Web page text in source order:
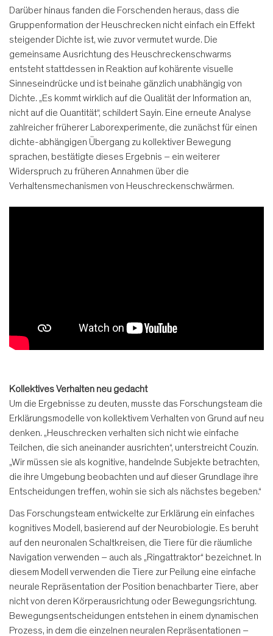
Darüber hinaus fanden die Forschenden heraus, dass die
Gruppenformation der Heuschrecken nicht einfach ein Effekt
steigender Dichte ist, wie zuvor vermutet wurde. Die
gemeinsame Ausrichtung des Heuschreckenschwarms
entsteht stattdessen in Reaktion auf kohärente visuelle
Sinneseindrücke und ist beinahe gänzlich unabhängig von
Dichte. „Es kommt wirklich auf die Qualität der Information an,
nicht auf die Quantität“, schildert Sayin. Eine erneute Analyse
zahlreicher früherer Laborexperimente, die zunächst für einen
dichte-abhängigen Übergang zu kollektiver Bewegung
sprachen, bestätigte dieses Ergebnis – ein weiterer
Widerspruch zu früheren Annahmen über die
Verhaltensmechanismen von Heuschreckenschwärmen.
Kollektives Verhalten neu gedacht
Um die Ergebnisse zu deuten, musste das Forschungsteam die
Erklärungsmodelle von kollektivem Verhalten von Grund auf neu
denken. „Heuschrecken verhalten sich nicht wie einfache
Teilchen, die sich aneinander ausrichten“, unterstreicht Couzin.
„Wir müssen sie als kognitive, handelnde Subjekte betrachten,
die ihre Umgebung beobachten und auf dieser Grundlage ihre
Entscheidungen treffen, wohin sie sich als nächstes begeben.“
Das Forschungsteam entwickelte zur Erklärung ein einfaches
kognitives Modell, basierend auf der Neurobiologie. Es beruht
auf den neuronalen Schaltkreisen, die Tiere für die räumliche
Navigation verwenden – auch als „Ringattraktor“ bezeichnet. In
diesem Modell verwenden die Tiere zur Peilung eine einfache
neurale Repräsentation der Position benachbarter Tiere, aber
nicht von deren Körperausrichtung oder Bewegungsrichtung.
Bewegungsentscheidungen entstehen in einem dynamischen
Prozess, in dem die einzelnen neuralen Repräsentationen –